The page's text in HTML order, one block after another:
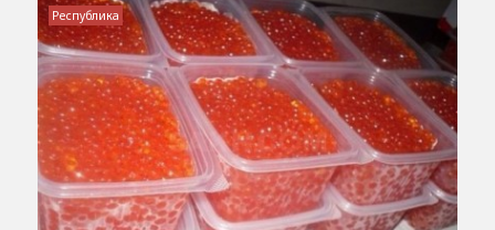
Республика